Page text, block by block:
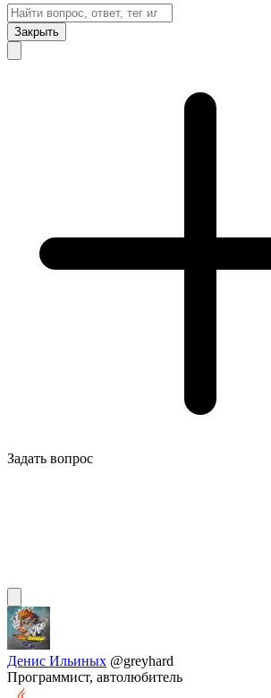
Закрыть
Задать вопрос
Денис Ильиных @greyhard
Программист, автолюбитель